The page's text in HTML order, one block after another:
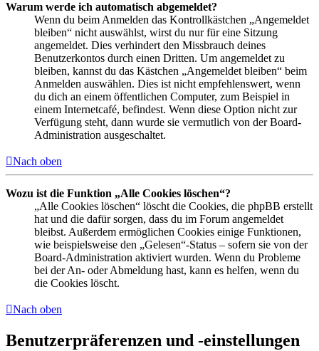
Warum werde ich automatisch abgemeldet?
Wenn du beim Anmelden das Kontrollkästchen „Angemeldet
bleiben“ nicht auswählst, wirst du nur für eine Sitzung
angemeldet. Dies verhindert den Missbrauch deines
Benutzerkontos durch einen Dritten. Um angemeldet zu
bleiben, kannst du das Kästchen „Angemeldet bleiben“ beim
Anmelden auswählen. Dies ist nicht empfehlenswert, wenn
du dich an einem öffentlichen Computer, zum Beispiel in
einem Internetcafé, befindest. Wenn diese Option nicht zur
Verfügung steht, dann wurde sie vermutlich von der Board-
Administration ausgeschaltet.
Nach oben
Wozu ist die Funktion „Alle Cookies löschen“?
„Alle Cookies löschen“ löscht die Cookies, die phpBB erstellt
hat und die dafür sorgen, dass du im Forum angemeldet
bleibst. Außerdem ermöglichen Cookies einige Funktionen,
wie beispielsweise den „Gelesen“-Status – sofern sie von der
Board-Administration aktiviert wurden. Wenn du Probleme
bei der An- oder Abmeldung hast, kann es helfen, wenn du
die Cookies löscht.
Nach oben
Benutzerpräferenzen und -einstellungen